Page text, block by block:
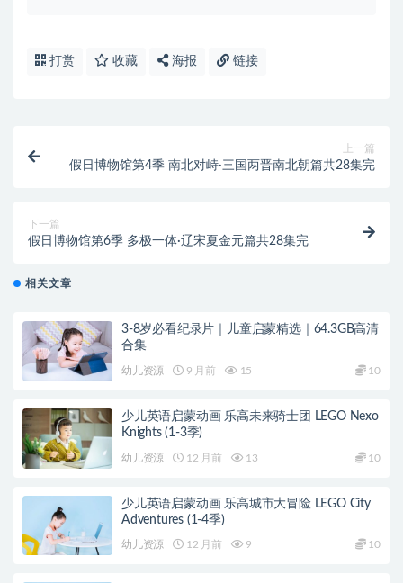
打赏 收藏 海报 链接
上一篇
假日博物馆第4季 南北对峙·三国两晋南北朝篇共28集完
下一篇
假日博物馆第6季 多极一体·辽宋夏金元篇共28集完
相关文章
3-8岁必看纪录片｜儿童启蒙精选｜64.3GB高清
合集
幼儿资源 9 月前 15 10
少儿英语启蒙动画 乐高未来骑士团 LEGO Nexo
Knights (1-3季)
幼儿资源 12 月前 13 10
少儿英语启蒙动画 乐高城市大冒险 LEGO City
Adventures (1-4季)
幼儿资源 12 月前 9 10